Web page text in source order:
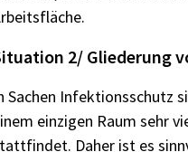
2/ Gliederung
Sachen Infektionsschutz
einzigen Raum sehr
Daher ist es